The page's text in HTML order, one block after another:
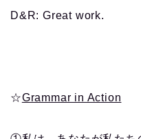
D&R: Great work.
☆Grammar in Action